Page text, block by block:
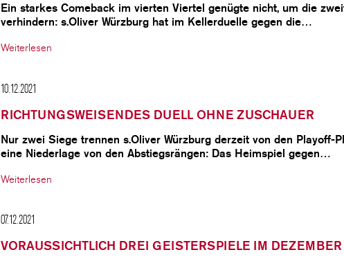
Ein starkes Comeback im vierten Viertel genügte nicht, um die
verhindern: s.Oliver Würzburg hat im Kellerduelle gegen die…
Weiterlesen
10.12.2021
RICHTUNGSWEISENDES DUELL OHNE ZUSCHAUER
Nur zwei Siege trennen s.Oliver Würzburg derzeit von den Playoff-
eine Niederlage von den Abstiegsrängen: Das Heimspiel gegen…
Weiterlesen
07.12.2021
VORAUSSICHTLICH DREI GEISTERSPIELE IM DEZEMBER